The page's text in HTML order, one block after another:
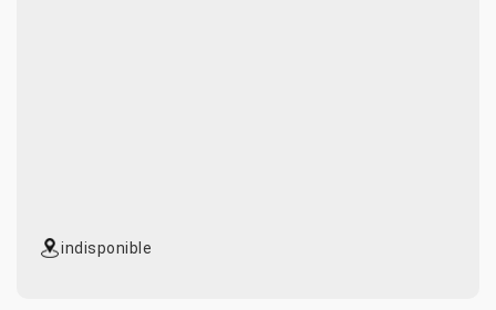
indisponible